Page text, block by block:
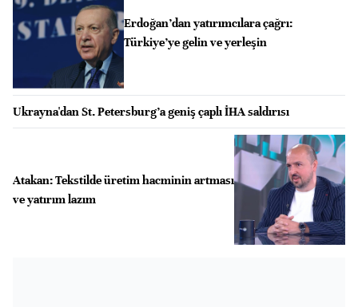
Erdoğan’dan yatırımcılara çağrı:
Türkiye’ye gelin ve yerleşin
Ukrayna'dan St. Petersburg’a geniş çaplı İHA saldırısı
Atakan: ⁠Tekstilde üretim hacminin artması
ve yatırım lazım